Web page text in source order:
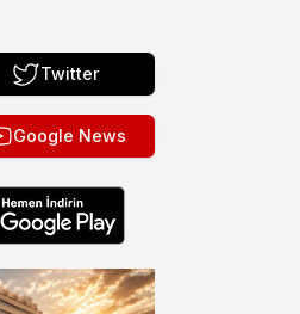
Twitter
Google News